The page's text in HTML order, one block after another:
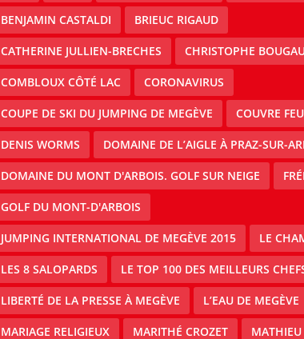
BENJAMIN CASTALDI BRIEUC RIGAUD
CATHERINE JULLIEN-BRECHES CHRISTOPHE
COMBLOUX CÔTÉ LAC CORONAVIRUS
COUPE DE SKI DU JUMPING DE MEGÈVE COUVRE
DENIS WORMS DOMAINE DE L’AIGLE À PRAZ-SUR-
DOMAINE DU MONT D'ARBOIS. GOLF SUR NEIGE
GOLF DU MONT-D'ARBOIS
JUMPING INTERNATIONAL DE MEGÈVE 2015 LE
LES 8 SALOPARDS LE TOP 100 DES MEILLEURS
LIBERTÉ DE LA PRESSE À MEGÈVE L’EAU DE MEGÈVE
MARIAGE RELIGIEUX MARITHÉ CROZET